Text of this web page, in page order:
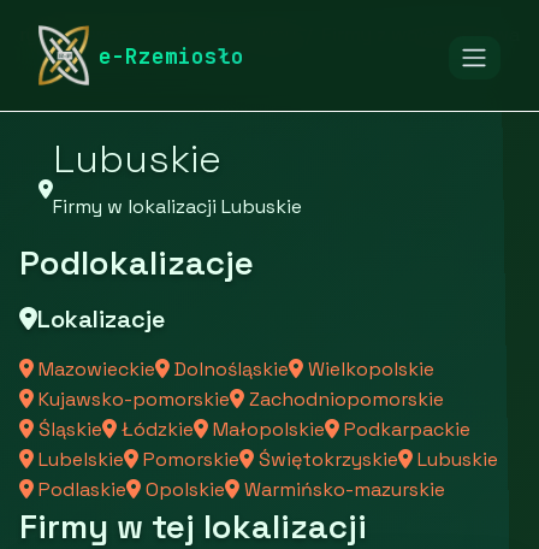
e-Rzemiosło
rymarstwo-poznan.pl
Lubuskie
Firmy w lokalizacji Lubuskie
Podlokalizacje
Lokalizacje
Mazowieckie Dolnośląskie
Wielkopolskie
Kujawsko-pomorskie
Zachodniopomorskie
Śląskie
Łódzkie Małopolskie
Podkarpackie
Lubelskie
Pomorskie Świętokrzyskie
Lubuskie
Podlaskie
Opolskie Warmińsko-mazurskie
Firmy w tej lokalizacji